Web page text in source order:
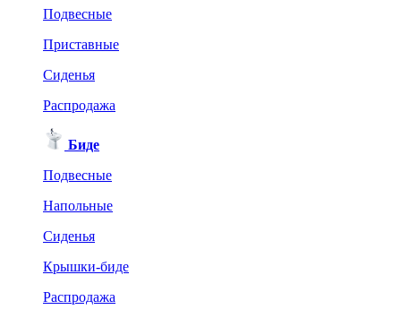
Подвесные
Приставные
Сиденья
Распродажа
Биде
Подвесные
Напольные
Сиденья
Крышки-биде
Распродажа